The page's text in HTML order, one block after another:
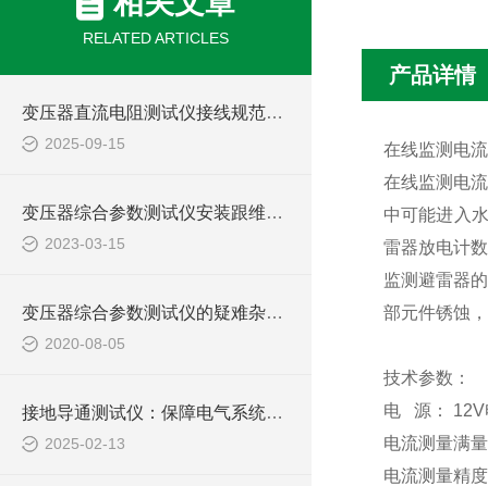
RELATED ARTICLES
变压器直流电阻测试仪接线规范与常见误差排除方法
2025-09-15
变压器综合参数测试仪安装跟维护有哪些要注意
2023-03-15
变压器综合参数测试仪的疑难杂症如何“*”？
2020-08-05
接地导通测试仪：保障电气系统稳定运行的关键工具
2025-02-13
产品详情
在线监测电
在线监测电
中可能进入
雷器放电计
监测避雷器
部元件锈蚀
技术参数：
电 源： 12V
电流测量满
电流测量精